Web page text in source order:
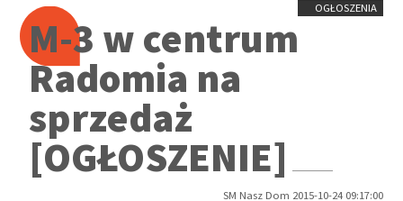
OGŁOSZENIA
M-3 w centrum
Radomia na
sprzedaż
[OGŁOSZENIE]
SM Nasz Dom 2015-10-24 09:17:00